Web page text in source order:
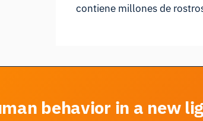
contiene millones de
behavior in a new